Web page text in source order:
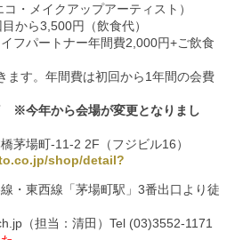
・メイクアップアーティスト）
から3,500円（飲食代）
パートナー年間費2,000円+ご飲食
。年間費は初回から1年間の会費
※今年から会場が変更となりまし
場町-11-2 2F（フジビル16）
shop/detail?
東西線「茅場町駅」3番出口より徒
（担当：清田）Tel (03)3552-1171